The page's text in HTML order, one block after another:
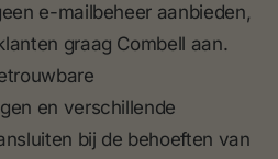
e-mailbeheer aanbieden,
graag Combell aan.
en verschillende
bij de behoeften van